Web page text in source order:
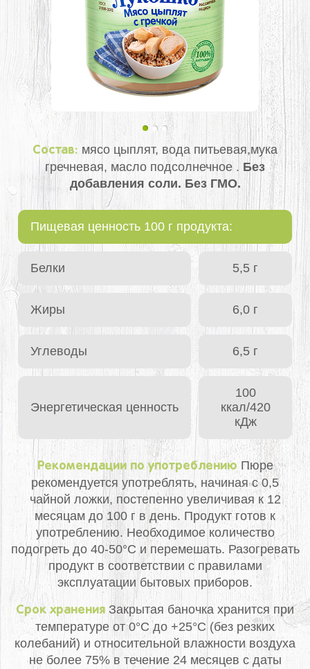
Состав: мясо цыплят, вода питьевая,мука
гречневая, масло подсолнечное . Без
добавления соли. Без ГМО.
Пищевая ценность 100 г продукта:
Белки 5,5 г
Жиры 6,0 г
Углеводы 6,5 г
Энергетическая ценность
100
ккал/420
кДж
Рекомендации по употреблению Пюре
рекомендуется употреблять, начиная с 0,5
чайной ложки, постепенно увеличивая к 12
месяцам до 100 г в день. Продукт готов к
употреблению. Необходимое количество
подогреть до 40-50°С и перемешать. Разогревать
продукт в соответствии с правилами
эксплуатации бытовых приборов.
Срок хранения Закрытая баночка хранится при
температуре от 0°С до +25°С (без резких
колебаний) и относительной влажности воздуха
не более 75% в течение 24 месяцев с даты